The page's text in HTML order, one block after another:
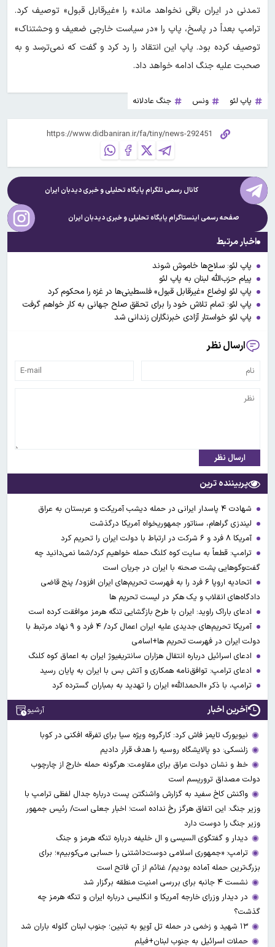
تمدنی در ایران باقی نخواهد ماند» را «غیرقابل قبول» توصیف کرد.
ترامپ بعداً در پاسخ، پاپ را «در سیاست خارجی ضعیف و وحشتناک»
توصیف کرده بود. پاپ این انتقاد را رد کرد و گفت که نمی‌ترسد و به
صحبت علیه جنگ ادامه خواهد داد.
پاپ لئو ونس جنگ عادلانه
کانال رسمی تلگرام پایگاه تحلیلی و خبریدیدبان ایران
صفحه رسمی اینستاگرام پایگاه تحلیلی و خبریدیدبان ایران
اخبار مرتبط
پاپ لئو: سلاح‌ها خاموش شوند
پیام حزب‌الله لبنان به پاپ لئو
پاپ لئو اوضاع «غیرقابل قبول» فلسطینی‌ها در غزه را محکوم کرد
پاپ لئو: تمام تلاش خود را برای تحقق صلح جهانی به کار خواهم گرفت
پاپ لئو خواستار آزادی خبرنگاران زندانی شد
ارسال نظر
ارسال نظر
پربیننده ترین
شهادت ۴ پاسدار ایرانی در حمله دیشب آمریکت و عربستان به عراق
لیندزی گراهام، سناتور جمهوریخواه آمریکا درگذشت
آمریکا ۸ فرد و ۶ شرکت در ارتباط با دولت ایران را تحریم کرد
ترامپ: قطعاً به سایت کوه کلنگ حمله خواهیم کرد/شما نمی‌دانید چه
گفت‌وگوهایی پشت صحنه با ایران در جریان است
اتحادیه اروپا ۶ فرد را به فهرست تحریم‌های ایران افزود/ پنج قاضی
دادگاه‌های انقلاب و یک هکر در لیست تحریم ها
ادعای باراک راوید: ایران با طرح بازگشایی تنگه هرمز موافقت کرده است
آمریکا تحریم‌های جدیدی علیه ایران اعمال کرد/ ۴ فرد و ۹ نهاد مرتبط با
دولت ایران در فهرست تحریم ها+اسامی
ادعای اسرائیل درباره انتقال هزاران سانتریفیوژ ایران به اعماق کوه کلنگ
ادعای ترامپ: توافق‌نامه همکاری و آتش بس با ایران به پایان رسید
ترامپ، با ذکر «الحمدالله» ایران را تهدید به بمباران گسترده کرد
آخرین اخبار آرشیو
نیویورک تایمز فاش کرد: کارگروه ویژه سیا برای تفرقه افکنی در کوبا
زلنسکی: دو پالایشگاه روسیه را هدف قرار دادیم
خط و نشان دولت عراق برای مقاومت: هرگونه حمله خارج از چارچوب
دولت مصداق تروریسم است
واکنش کاخ سفید به گزارش واشنگتن پست درباره جدال لفظی ترامپ با
وزیر جنگ: این اتفاق هرگز رخ نداده است؛ اخبار جعلی است/ رئیس جمهور
وزیر جنگ را دوست دارد
دیدار و گفتگوی السیسی و ال خلیفه درباره تنگه هرمز و جنگ
ترامپ: «جمهوری اسلامی دوست‌داشتنی را حسابی می‌کوبیم»؛ برای
بزرگ‌ترین حمله آماده بودیم/ غنائم از آنِ فاتح است
نشست ۴ جانبه برای بررسی امنیت منطقه برگزار شد
در دیدار وزرای خارجه آمریکا و انگلیس درباره ایران و تنگه هرمز چه
گذشت؟
۱۳ شهید و زخمی در حمله تل آویو به تبنین؛ جنوب لبنان گلوله باران شد
حملات اسرائیل به جنوب لبنان+فیلم